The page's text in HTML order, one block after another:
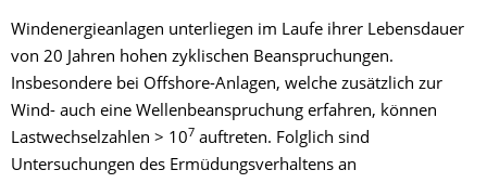
Windenergieanlagen unterliegen im Laufe ihrer Lebensdauer
von 20 Jahren hohen zyklischen Beanspruchungen.
Insbesondere bei Offshore-Anlagen, welche zusätzlich zur
Wind- auch eine Wellenbeanspruchung erfahren, können
Lastwechselzahlen > 107 auftreten. Folglich sind
Untersuchungen des Ermüdungsverhaltens an